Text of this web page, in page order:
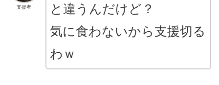
支援者
と違うんだけど？
気に食わないから支援切る
わｗ